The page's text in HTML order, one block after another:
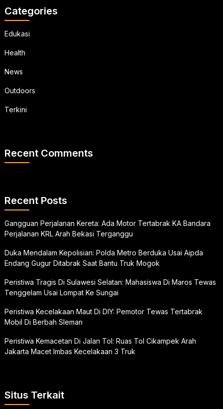
Categories
Edukasi
Health
News
Outdoors
Terkini
Recent Comments
Recent Posts
Gangguan Perjalanan Kereta: Ada Motor Tertabrak KA Bandara
Perjalanan KRL Arah Bekasi Terganggu
Duka Mendalam Kepolisian: Polda Metro Berduka Usai Aipda
Endang Gugur Ditabrak Saat Bantu Truk Mogok
Peristiwa Tragis Di Sulawesi Selatan: Mahasiswa Di Maros Tewas
Tenggelam Usai Lompat Ke Sungai
Peristiwa Kecelakaan Maut Di DIY: Pemotor Tewas Tertabrak
Mobil Di Berbah Sleman
Peristiwa Kemacetan Di Jalan Tol: Ruas Tol Cikampek Arah
Jakarta Macet Imbas Kecelakaan 3 Truk
Situs Terkait